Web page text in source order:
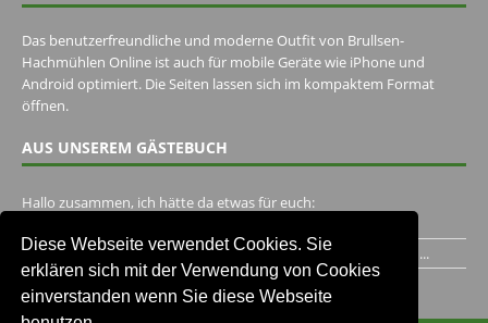
Diese Webseite verwendet Cookies. Sie
erklären sich mit der Verwendung von Cookies
einverstanden wenn Sie diese Webseite
Das benutzerfreundliche und moderne Outfit von Brullsen-
Hachmühlen Online ist auch für mobile Geräte wie iPhone und
Android optimiert. Die Seiten lassen sich im kompaktem Format
öffnen.
AUS UNSEREM GÄSTEBUCH
Hallo zusammen, ich hätte da etwas für euch:
Ich habe ein Jahr im Gasthaus Hugo Pape verbracht..Habe ihn...
Unser Gästebuch besuchen